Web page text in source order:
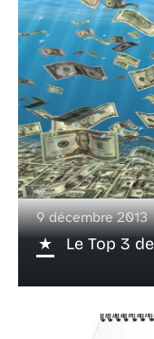
9 décembre 2013
Le Top 3